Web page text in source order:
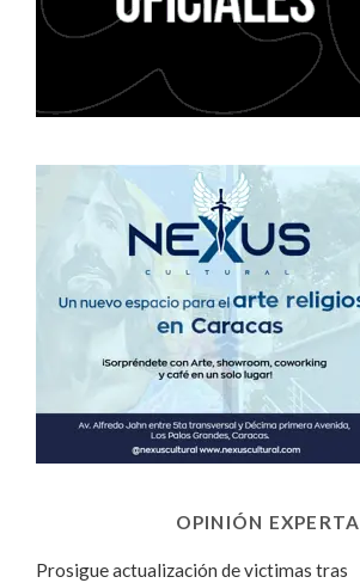
OPINIÓN EXPERTA
Prosigue actualización de victimas tras